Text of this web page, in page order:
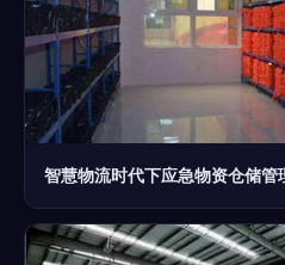
智慧物流时代下应急物资仓储管